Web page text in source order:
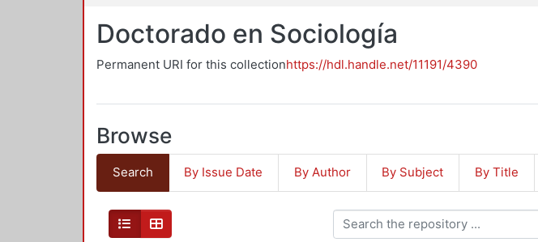
Doctorado en Sociología
Permanent URI for this collectionhttps://hdl.handle.net/11191/4390
Browse
Search By Issue Date By Author By Subject By Title